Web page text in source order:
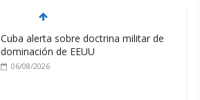
Cuba alerta sobre doctrina militar de
dominación de EEUU
06/08/2026